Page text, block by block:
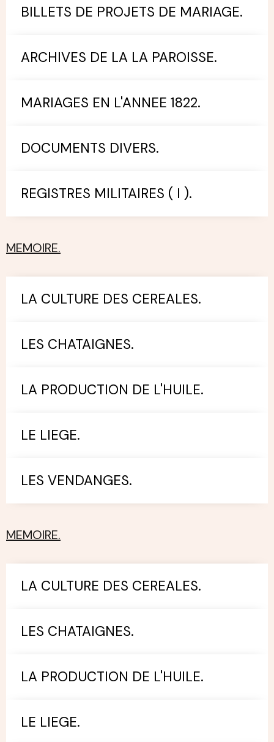
BILLETS DE PROJETS DE MARIAGE.
ARCHIVES DE LA LA PAROISSE.
MARIAGES EN L'ANNEE 1822.
DOCUMENTS DIVERS.
REGISTRES MILITAIRES ( I ).
MEMOIRE.
LA CULTURE DES CEREALES.
LES CHATAIGNES.
LA PRODUCTION DE L'HUILE.
LE LIEGE.
LES VENDANGES.
MEMOIRE.
LA CULTURE DES CEREALES.
LES CHATAIGNES.
LA PRODUCTION DE L'HUILE.
LE LIEGE.